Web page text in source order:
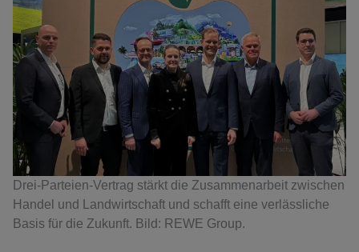
Drei-Parteien-Vertrag stärkt die Zusammenarbeit zwischen
Handel und Landwirtschaft und schafft eine verlässliche
Basis für die Zukunft. Bild: REWE Group.